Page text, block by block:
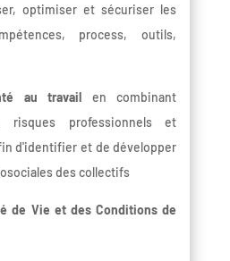
optimiser et sécuriser les
process, outils,
au travail en combinant
risques professionnels et
d'identifier et de développer
des collectifs
de Vie et des Conditions de